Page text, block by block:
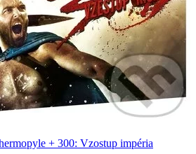
+ 300: Vzostup impéria